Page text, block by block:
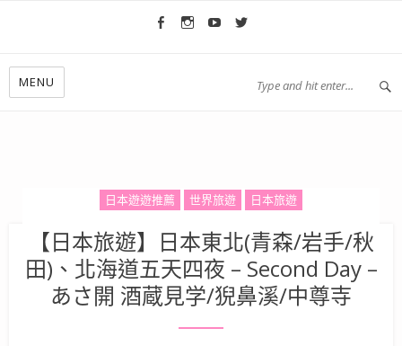
MENU
日本遊遊推薦 世界旅遊 日本旅遊
【日本旅遊】日本東北(青森/岩手/秋
田)、北海道五天四夜 – Second Day –
あさ開 酒蔵見学/猊鼻溪/中尊寺